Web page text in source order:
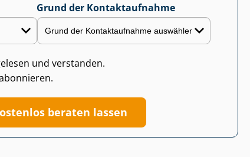
Grund der Kontaktaufnahme
und verstanden.
beraten lassen